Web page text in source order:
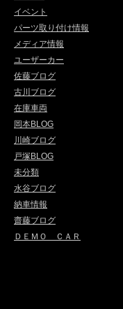
イベント
パーツ取り付け情報
メディア情報
ユーザーカー
佐藤ブログ
古川ブログ
在庫車両
岡本BLOG
川崎ブログ
戸塚BLOG
未分類
水谷ブログ
納車情報
齋藤ブログ
ＤＥＭＯ ＣＡＲ